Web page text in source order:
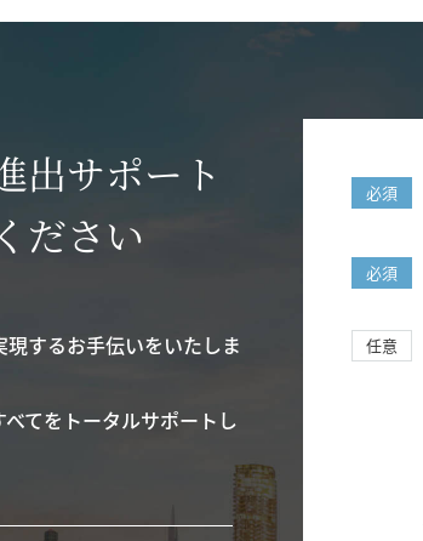
出サポート
ださい
するお手伝いをいたしま
てをトータルサポートし
必須
必須
任意